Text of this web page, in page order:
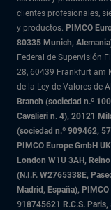
clientes profesionales,
y productos. PIMCO
80335 Munich,
Federal de Supervisión
28, 60439 Frankfurt am
de la Ley de Valores de
Branch (sociedad n.º
Cavalieri n. 4), 20121
(sociedad n.º 909462,
PIMCO Europe GmbH
London W1U 3AH,
(N.I.F. W2765338E,
Madrid, España),
918745621 R.C.S. Paris,